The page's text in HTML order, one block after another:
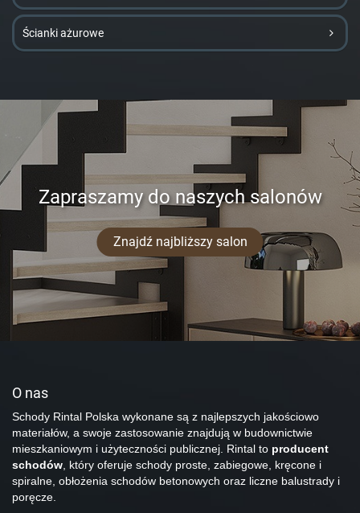
Ścianki ażurowe
Zapraszamy do naszych salonów
Znajdź najbliższy salon
O nas
Schody Rintal Polska wykonane są z najlepszych jakościowo
materiałów, a swoje zastosowanie znajdują w budownictwie
mieszkaniowym i użyteczności publicznej. Rintal to producent
schodów, który oferuje schody proste, zabiegowe, kręcone i
spiralne, obłożenia schodów betonowych oraz liczne balustrady i
poręcze.